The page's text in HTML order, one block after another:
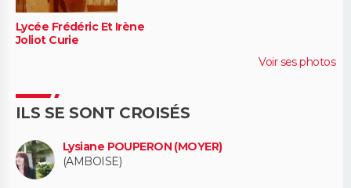
Lycée Frédéric Et Irène
Joliot Curie
Voir ses photos
ILS SE SONT CROISÉS
Lysiane POUPERON (MOYER)
(AMBOISE)